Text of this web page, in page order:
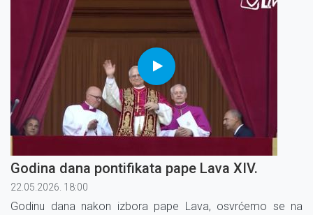
Godina dana pontifikata pape Lava XIV.
22.05.2026. 18:00
Godinu dana nakon izbora pape Lava, osvrćemo se na